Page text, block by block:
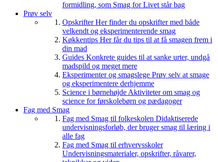
formidling, som Smag for Livet står bag
Prøv selv
OpskrifterHer finder du opskrifter med både
velkendt og eksperimenterende smag
Køkkentips Her får du tips til at få smagen frem i
din mad
Guides Konkrete guides til at sanke urter, undgå
madspild og meget mere
Eksperimenter og smagslege Prøv selv at smage
og eksperimentere derhjemme
Science i børnehøjde Aktiviteter om smag og
science for førskolebørn og pædagoger
Fag med Smag
Fag med Smag til folkeskolen Didaktiserede
undervisningsforløb, der bruger smag til læring i
alle fag
Fag med Smag til erhvervsskoler
Undervisningsmaterialer, opskrifter, råvarer,